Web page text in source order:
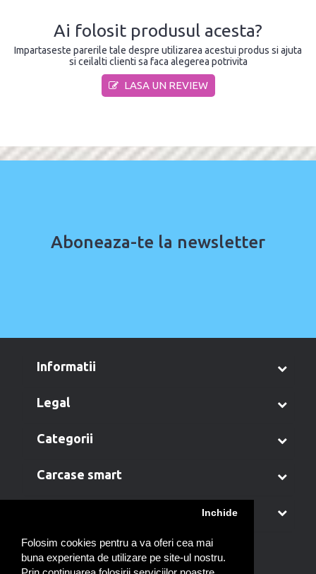
Folosim cookies pentru a va oferi cea mai
buna experienta de utilizare pe site-ul nostru.
Inchide
Ai folosit produsul acesta?
Impartaseste parerile tale despre utilizarea acestui produs si ajuta
si ceilalti clienti sa faca alegerea potrivita
LASA UN REVIEW
Aboneaza-te la newsletter
informatii
legal
categorii
carcase smart